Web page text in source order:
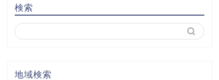
検索
地域検索